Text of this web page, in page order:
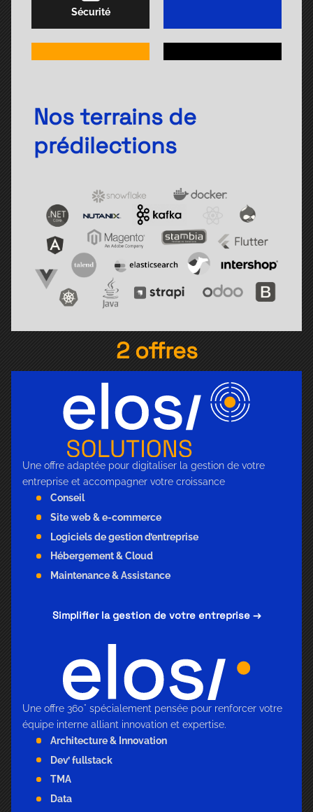
Sécurité
Nos terrains de
prédilections
2 offres
Une offre adaptée pour digitaliser la gestion de votre
entreprise et accompagner votre croissance
Conseil
Site web & e-commerce
Logiciels de gestion d’entreprise
Hébergement & Cloud
Maintenance & Assistance
Simplifier la gestion de votre entreprise →
Une offre 360° spécialement pensée pour renforcer votre
équipe interne alliant innovation et expertise.
Architecture & Innovation
Dev’ fullstack
TMA
Data